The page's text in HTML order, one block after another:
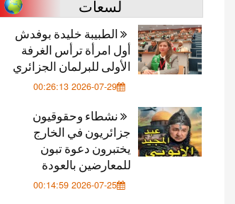
لسعات
الطبيبة خليدة بوفدش
أول امرأة ترأس الغرفة
الأولى للبرلمان الجزائري
2026-07-29 00:26:13
نشطاء وحقوقيون
جزائريون في الخارج
يختبرون دعوة تبون
للمعارضين بالعودة
2026-07-25 00:14:59